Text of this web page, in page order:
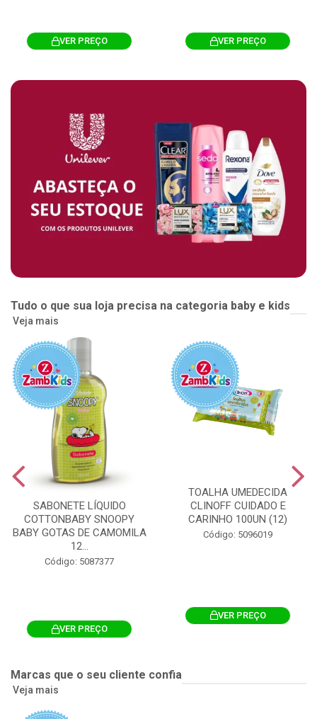
VER PREÇO VER PREÇO
Tudo o que sua loja precisa na categoria baby e kids
Veja mais
SABONETE LÍQUIDO
COTTONBABY SNOOPY
BABY GOTAS DE CAMOMILA
12...
Código: 5087377
VER PREÇO
TOALHA UMEDECIDA
CLINOFF CUIDADO E
CARINHO 100UN (12)
Código: 5096019
VER PREÇO
Marcas que o seu cliente confia
Veja mais